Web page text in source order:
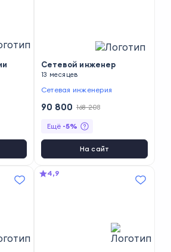
Сетевой инженер
13 месяцев
Сетевая инженерия
90 800 168 208
Ещё -5%
На сайт
4,9